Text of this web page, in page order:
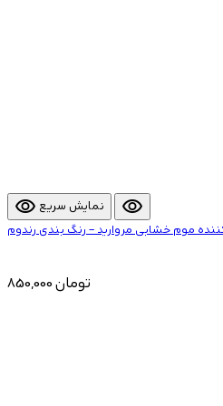
visibility نمایش سریع visibility
موم خشابی مروارید – رنگ بندی رندوم
850,000 تومان